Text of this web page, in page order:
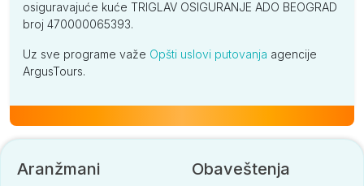
osiguravajuće kuće TRIGLAV OSIGURANJE ADO BEOGRAD
broj 470000065393.
Uz sve programe važe Opšti uslovi putovanja agencije
ArgusTours.
Aranžmani Obaveštenja